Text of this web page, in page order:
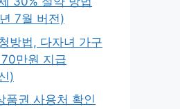
7월 버전)
방법, 다자녀 가구
만원 지급
)
품권 사용처 확인